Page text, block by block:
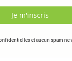
et aucun spam ne